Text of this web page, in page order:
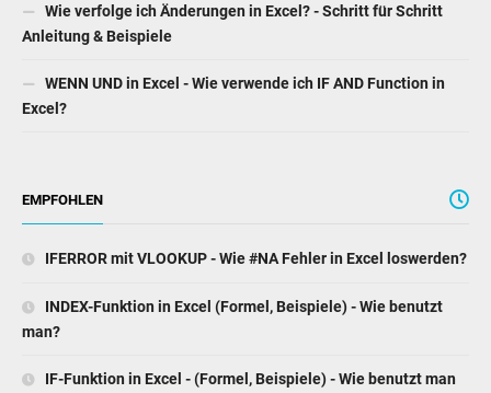
Wie verfolge ich Änderungen in Excel? - Schritt für Schritt
Anleitung & Beispiele
WENN UND in Excel - Wie verwende ich IF AND Function in
Excel?
EMPFOHLEN
IFERROR mit VLOOKUP - Wie #NA Fehler in Excel loswerden?
INDEX-Funktion in Excel (Formel, Beispiele) - Wie benutzt
man?
IF-Funktion in Excel - (Formel, Beispiele) - Wie benutzt man